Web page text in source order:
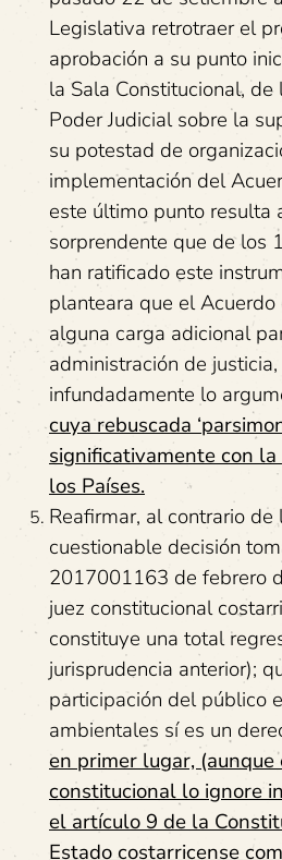
Legislativa retrotraer el
aprobación a su punto
la Sala Constitucional,
Poder Judicial sobre la
su potestad de
implementación del
este último punto resulta
sorprendente que de los
han ratificado este
planteara que el
alguna carga adicional
administración de
infundadamente lo
cuya rebuscada
significativamente con
los Países.
Reafirmar, al contrario
cuestionable decisión
2017001163 de febrero
juez constitucional
constituye una total
jurisprudencia anterior);
participación del público
ambientales sí es un
en primer lugar, (aunque
constitucional lo ignore
el artículo 9 de la
Estado costarricense